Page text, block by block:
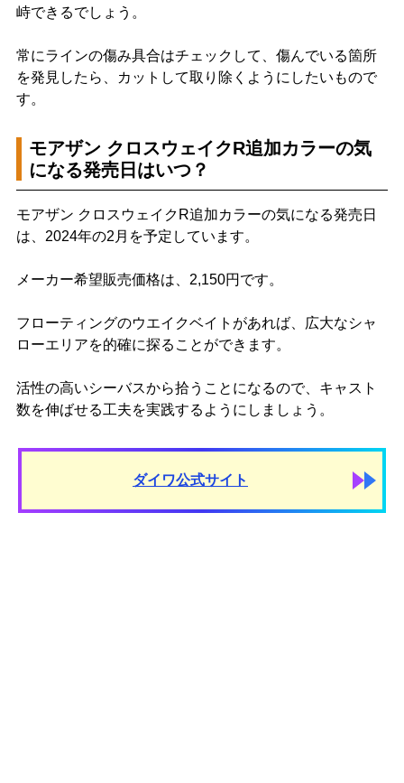
峙できるでしょう。
常にラインの傷み具合はチェックして、傷んでいる箇所
を発見したら、カットして取り除くようにしたいもので
す。
モアザン クロスウェイクR追加カラーの気
になる発売日はいつ？
モアザン クロスウェイクR追加カラーの気になる発売日
は、2024年の2月を予定しています。
メーカー希望販売価格は、2,150円です。
フローティングのウエイクベイトがあれば、広大なシャ
ローエリアを的確に探ることができます。
活性の高いシーバスから拾うことになるので、キャスト
数を伸ばせる工夫を実践するようにしましょう。
ダイワ公式サイト